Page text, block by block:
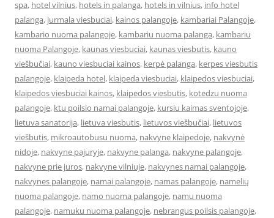
spa, hotel vilnius, hotels in palanga, hotels in vilnius, info hotel
palanga, jurmala viesbuciai, kainos palangoje, kambariai Palangoje,
kambario nuoma palangoje, kambariu nuoma palanga, kambariu
nuoma Palangoje, kaunas viesbuciai, kaunas viesbutis, kauno
viešbučiai, kauno viesbuciai kainos, kerpė palanga, kerpes viesbutis
palangoje, klaipeda hotel, klaipeda viesbuciai, klaipedos viesbuciai,
klaipedos viesbuciai kainos, klaipedos viesbutis, kotedzu nuoma
palangoje, ktu poilsio namai palangoje, kursiu kaimas sventojoje,
lietuva sanatorija, lietuva viesbutis, lietuvos viešbučiai, lietuvos
viešbutis, mikroautobusu nuoma, nakvyne klaipedoje, nakvynė
nidoje, nakvyne pajuryje, nakvyne palanga, nakvyne palangoje,
nakvyne prie juros, nakvyne vilniuje, nakvynes namai palangoje,
nakvynes palangoje, namai palangoje, namas palangoje, namelių
nuoma palangoje, namo nuoma palangoje, namu nuoma
palangoje, namuku nuoma palangoje, nebrangus poilsis palangoje,